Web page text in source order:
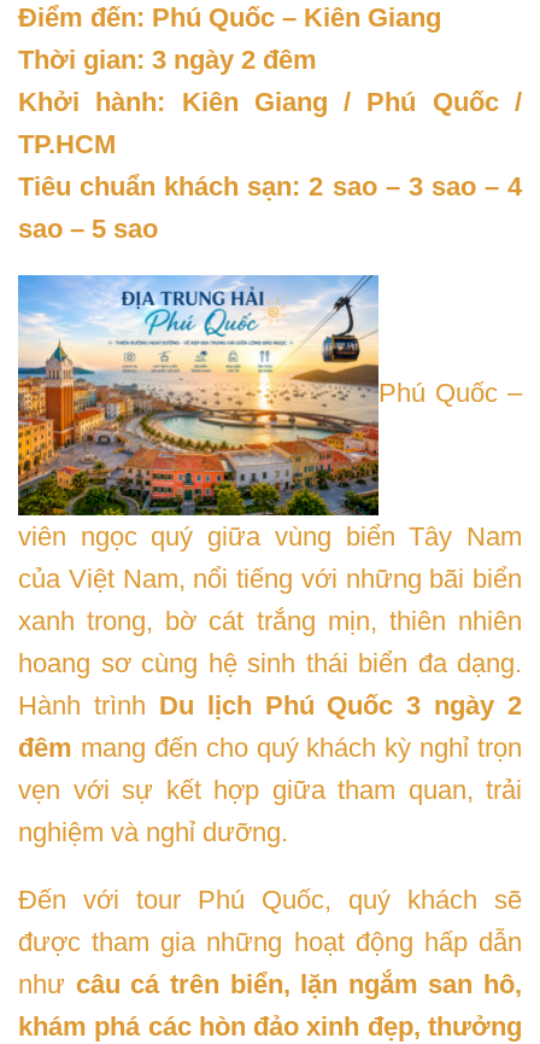
Điểm đến: Phú Quốc – Kiên Giang
Thời gian: 3 ngày 2 đêm
Khởi hành: Kiên Giang / Phú Quốc /
TP.HCM
Tiêu chuẩn khách sạn: 2 sao – 3 sao – 4
sao – 5 sao
Phú Quốc –
viên ngọc quý giữa vùng biển Tây Nam
của Việt Nam, nổi tiếng với những bãi biển
xanh trong, bờ cát trắng mịn, thiên nhiên
hoang sơ cùng hệ sinh thái biển đa dạng.
Hành trình Du lịch Phú Quốc 3 ngày 2
đêm mang đến cho quý khách kỳ nghỉ trọn
vẹn với sự kết hợp giữa tham quan, trải
nghiệm và nghỉ dưỡng.
Đến với tour Phú Quốc, quý khách sẽ
được tham gia những hoạt động hấp dẫn
như câu cá trên biển, lặn ngắm san hô,
khám phá các hòn đảo xinh đẹp, thưởng